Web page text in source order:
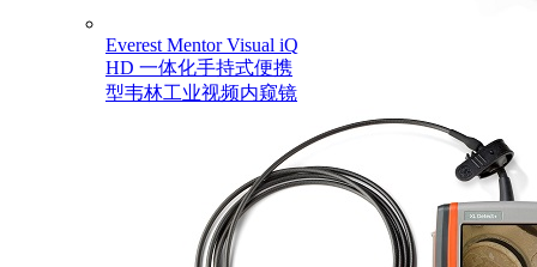
Everest Mentor Visual iQ
HD 一体化手持式便携
型韦林工业视频内窥镜